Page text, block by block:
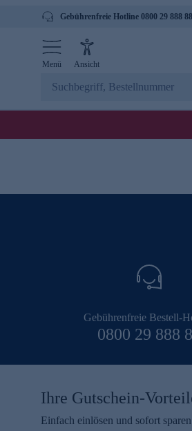
Gebührenfreie Hotline 0800 29 888 88
Menü Ansicht
Gebührenfreie Bestell-
0800 29 888
Ihre Gutschein-
Einfach einlösen und sofort